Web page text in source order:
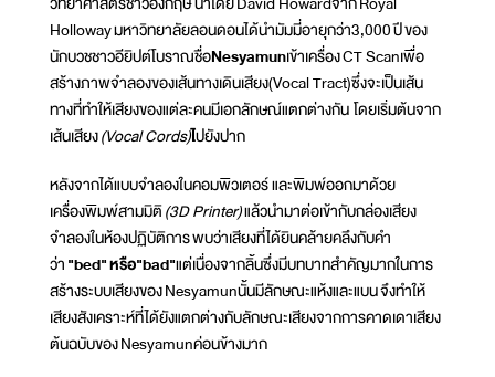
Holloway มหาวิทยาลัยลอนดอนได้นำมัมมี่อายุกว่า3,000 ปี ของ
นักบวชชาวอียิปต์โบราณชื่อNesyamunเข้าเครื่อง CT Scanเพื่อ
สร้างภาพจำลองของเส้นทางเดินเสียง(Vocal Tract)ซึ่งจะเป็นเส้น
ทางที่ทำให้เสียงของแต่ละคนมีเอกลักษณ์แตกต่างกันโดยเริ่มต้นจาก
เส้นเสียง(Vocal Cords)ไปยังปาก
หลังจากได้แบบจำลองในคอมพิวเตอร์ และพิมพ์ออกมาด้วย
เครื่องพิมพ์สามมิติ(3D Printer)แล้วนำมาต่อเข้ากับกล่องเสียง
จำลองในห้องปฏิบัติการ พบว่าเสียงที่ได้ยินคล้ายคลึงกับคำ
ว่า"bed" หรือ"bad"แต่เนื่องจากลิ้นซึ่งมีบทบาทสำคัญมากในการ
สร้างระบบเสียงของ Nesyamunนั้นมีลักษณะแห้งและแบน จึงทำให้
เสียงสังเคราะห์ที่ได้ยังแตกต่างกับลักษณะเสียงจากการคาดเดาเสียง
ต้นฉบับของ Nesyamunค่อนข้างมาก